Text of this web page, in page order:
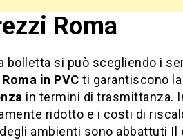
Roma
bolletta si può scegliendo i
in PVC ti garantiscono la
in termini di trasmittanza.
ridotto e i costi di
ambienti sono abbattuti Il